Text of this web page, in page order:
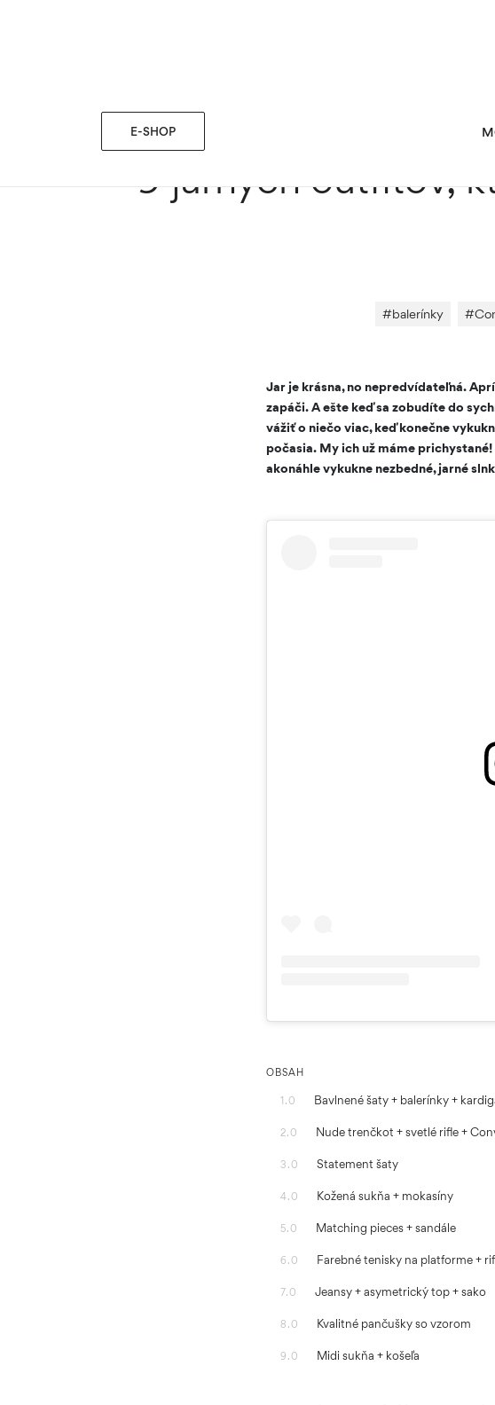
E-SHOP
9 jarných outfitov,
#balerínky #
Jar je krásna, no nepredvídateľná.
zapáči. A ešte keď sa zobudíte do
vážiť o niečo viac, keď konečne
počasia. My ich už máme
akonáhle vykukne nezbedné, jarné
OBSAH
1.0 Bavlnené šaty + balerínky +
2.0 Nude trenčkot + svetlé rifle +
3.0 Statement šaty
4.0 Kožená sukňa + mokasíny
5.0 Matching pieces + sandále
6.0 Farebné tenisky na platforme +
7.0 Jeansy + asymetrický top + sako
8.0 Kvalitné pančušky so vzorom
9.0 Midi sukňa + košeľa